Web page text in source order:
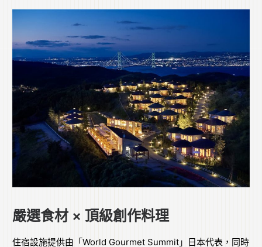
嚴選食材 × 頂級創作料理
住宿設施提供由「World Gourmet Summit」日本代表，同時